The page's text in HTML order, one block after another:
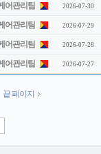
어관리팀 2026-07-30
어관리팀 2026-07-29
어관리팀 2026-07-28
어관리팀 2026-07-27
끝 페이지